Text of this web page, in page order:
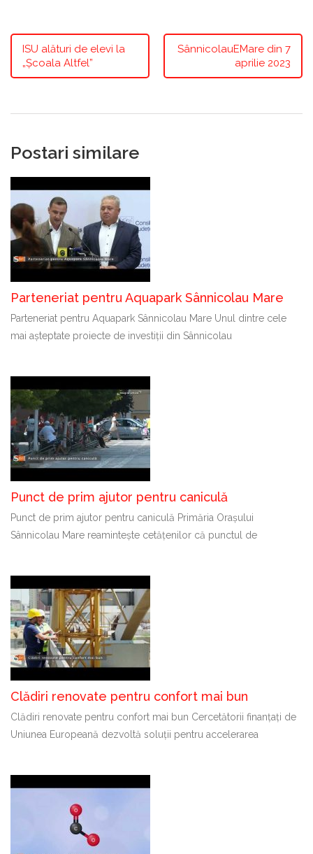
ISU alături de elevi la
„Școala Altfel”
SânnicolauEMare din 7
aprilie 2023
Postari similare
Parteneriat pentru Aquapark Sânnicolau Mare
Parteneriat pentru Aquapark Sânnicolau Mare Unul dintre cele
mai așteptate proiecte de investiții din Sânnicolau
Punct de prim ajutor pentru caniculă
Punct de prim ajutor pentru caniculă Primăria Orașului
Sânnicolau Mare reamintește cetățenilor că punctul de
Clădiri renovate pentru confort mai bun
Clădiri renovate pentru confort mai bun Cercetătorii finanțați de
Uniunea Europeană dezvoltă soluții pentru accelerarea